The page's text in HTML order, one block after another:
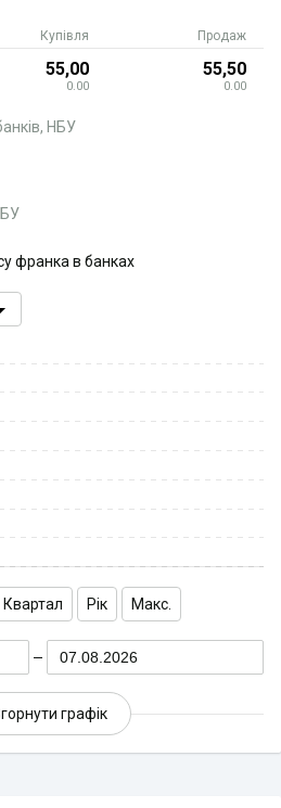
Купівля Продаж
55,00
0.00
55,50
0.00
НБУ
франка в банках
Квартал Рік Макс.
07.08.2026
графік